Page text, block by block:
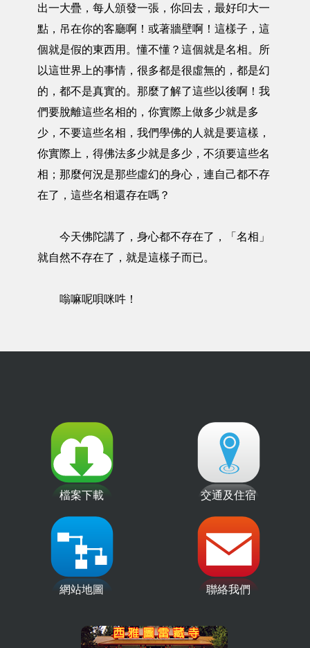
出一大疊，每人頒發一張，你回去，最好印大一
點，吊在你的客廳啊！或著牆壁啊！這樣子，這
個就是假的東西用。懂不懂？這個就是名相。所
以這世界上的事情，很多都是很虛無的，都是幻
的，都不是真實的。那麼了解了這些以後啊！我
們要脫離這些名相的，你實際上做多少就是多
少，不要這些名相，我們學佛的人就是要這樣，
你實際上，得佛法多少就是多少，不須要這些名
相；那麼何況是那些虛幻的身心，連自己都不存
在了，這些名相還存在嗎？
今天佛陀講了，身心都不存在了，「名相」
就自然不存在了，就是這樣子而已。
嗡嘛呢唄咪吽！
檔案下載 交通及住宿
網站地圖 聯絡我們